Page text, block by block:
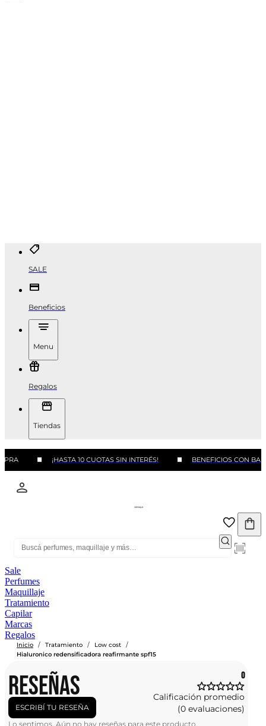
SALE
Beneficios
Menu
Regalos
Tiendas
¡HASTA 10 CUOTAS SIN INTERÉS! BENEFICIOS CON
Sale
Perfumes
Maquillaje
Tratamiento
Capilar
Marcas
Regalos
Inicio / Tratamiento / Low cost /
Hialuronico redensificadora reafirmante spf15
RESEÑAS
ESCRIBÍ TU RESEÑA
0
Calificación promedio
(0 evaluaciones)
Lo sentimos. Aún no hay reseñas para este producto.